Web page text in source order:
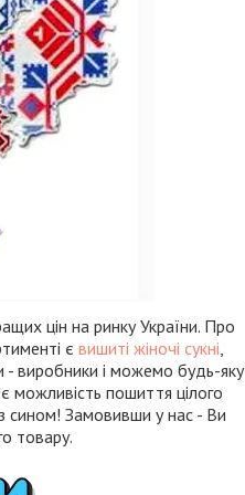
цін на ринку України. Про
є вишиті жіночі сукні,
виробники і можемо будь-яку
можливість пошиття цілого
сином! Замовивши у нас - Ви
товару.